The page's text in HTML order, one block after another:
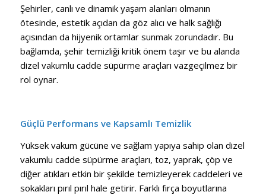
Şehirler, canlı ve dinamik yaşam alanları olmanın
ötesinde, estetik açıdan da göz alıcı ve halk sağlığı
açısından da hijyenik ortamlar sunmak zorundadır. Bu
bağlamda, şehir temizliği kritik önem taşır ve bu alanda
dizel vakumlu cadde süpürme araçları vazgeçilmez bir
rol oynar.
Güçlü Performans ve Kapsamlı Temizlik
Yüksek vakum gücüne ve sağlam yapıya sahip olan dizel
vakumlu cadde süpürme araçları, toz, yaprak, çöp ve
diğer atıkları etkin bir şekilde temizleyerek caddeleri ve
sokakları pırıl pırıl hale getirir. Farklı fırça boyutlarına